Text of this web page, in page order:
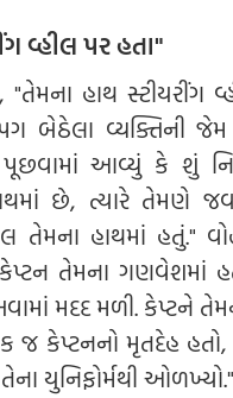
વ્હીલ પર હતા"
"તેમના હાથ સ્ટીયરીંગ
બેઠેલા વ્યક્તિની
આવ્યું કે શું
છે, ત્યારે તેમણે
તેમના હાથમાં હતું."
કેપ્ટન તેમના ગણવેશમાં
મદદ મળી. કેપ્ટને
જ કેપ્ટનનો મૃતદેહ
યુનિફોર્મથી ઓળખ્યો."